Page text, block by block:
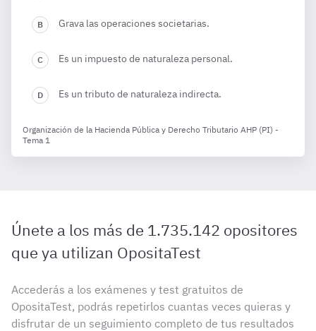
Grava las operaciones societarias.
Es un impuesto de naturaleza personal.
Es un tributo de naturaleza indirecta.
Organización de la Hacienda Pública y Derecho Tributario AHP (PI) -
Tema 1
Únete a los más de 1.735.142 opositores
que ya utilizan OpositaTest
Accederás a los exámenes y test gratuitos de
OpositaTest, podrás repetirlos cuantas veces quieras y
disfrutar de un seguimiento completo de tus resultados